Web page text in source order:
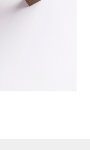
author/redaccion/